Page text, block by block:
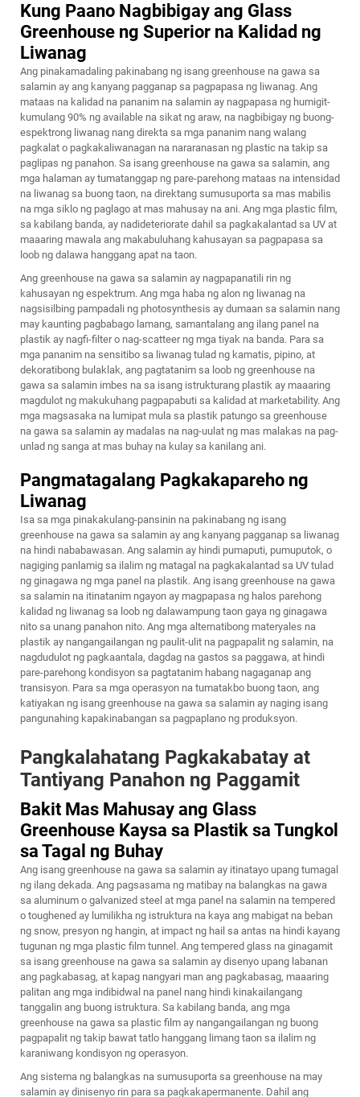
Kung Paano Nagbibigay ang Glass
Greenhouse ng Superior na Kalidad ng
Liwanag
Ang pinakamadaling pakinabang ng isang greenhouse na gawa sa
salamin ay ang kanyang pagganap sa pagpapasa ng liwanag. Ang
mataas na kalidad na pananim na salamin ay nagpapasa ng humigit-
kumulang 90% ng available na sikat ng araw, na nagbibigay ng buong-
espektrong liwanag nang direkta sa mga pananim nang walang
pagkalat o pagkakaliwanagan na nararanasan ng plastic na takip sa
paglipas ng panahon. Sa isang greenhouse na gawa sa salamin, ang
mga halaman ay tumatanggap ng pare-parehong mataas na intensidad
na liwanag sa buong taon, na direktang sumusuporta sa mas mabilis
na mga siklo ng paglago at mas mahusay na ani. Ang mga plastic film,
sa kabilang banda, ay nadideteriorate dahil sa pagkakalantad sa UV at
maaaring mawala ang makabuluhang kahusayan sa pagpapasa sa
loob ng dalawa hanggang apat na taon.
Ang greenhouse na gawa sa salamin ay nagpapanatili rin ng
kahusayan ng espektrum. Ang mga haba ng alon ng liwanag na
nagsisilbing pampadali ng photosynthesis ay dumaan sa salamin nang
may kaunting pagbabago lamang, samantalang ang ilang panel na
plastik ay nagfi-filter o nag-scatteer ng mga tiyak na banda. Para sa
mga pananim na sensitibo sa liwanag tulad ng kamatis, pipino, at
dekoratibong bulaklak, ang pagtatanim sa loob ng greenhouse na
gawa sa salamin imbes na sa isang istrukturang plastik ay maaaring
magdulot ng makukuhang pagpapabuti sa kalidad at marketability. Ang
mga magsasaka na lumipat mula sa plastik patungo sa greenhouse
na gawa sa salamin ay madalas na nag-uulat ng mas malakas na pag-
unlad ng sanga at mas buhay na kulay sa kanilang ani.
Pangmatagalang Pagkakapareho ng
Liwanag
Isa sa mga pinakakulang-pansinin na pakinabang ng isang
greenhouse na gawa sa salamin ay ang kanyang pagganap sa liwanag
na hindi nababawasan. Ang salamin ay hindi pumaputi, pumuputok, o
nagiging panlamig sa ilalim ng matagal na pagkakalantad sa UV tulad
ng ginagawa ng mga panel na plastik. Ang isang greenhouse na gawa
sa salamin na itinatanim ngayon ay magpapasa ng halos parehong
kalidad ng liwanag sa loob ng dalawampung taon gaya ng ginagawa
nito sa unang panahon nito. Ang mga alternatibong materyales na
plastik ay nangangailangan ng paulit-ulit na pagpapalit ng salamin, na
nagdudulot ng pagkaantala, dagdag na gastos sa paggawa, at hindi
pare-parehong kondisyon sa pagtatanim habang nagaganap ang
transisyon. Para sa mga operasyon na tumatakbo buong taon, ang
katiyakan ng isang greenhouse na gawa sa salamin ay naging isang
pangunahing kapakinabangan sa pagpaplano ng produksyon.
Pangkalahatang Pagkakabatay at
Tantiyang Panahon ng Paggamit
Bakit Mas Mahusay ang Glass
Greenhouse Kaysa sa Plastik sa Tungkol
sa Tagal ng Buhay
Ang isang greenhouse na gawa sa salamin ay itinatayo upang tumagal
ng ilang dekada. Ang pagsasama ng matibay na balangkas na gawa
sa aluminum o galvanized steel at mga panel na salamin na tempered
o toughened ay lumilikha ng istruktura na kaya ang mabigat na beban
ng snow, presyon ng hangin, at impact ng hail sa antas na hindi kayang
tugunan ng mga plastic film tunnel. Ang tempered glass na ginagamit
sa isang greenhouse na gawa sa salamin ay disenyo upang labanan
ang pagkabasag, at kapag nangyari man ang pagkabasag, maaaring
palitan ang mga indibidwal na panel nang hindi kinakailangang
tanggalin ang buong istruktura. Sa kabilang banda, ang mga
greenhouse na gawa sa plastic film ay nangangailangan ng buong
pagpapalit ng takip bawat tatlo hanggang limang taon sa ilalim ng
karaniwang kondisyon ng operasyon.
Ang sistema ng balangkas na sumusuporta sa greenhouse na may
salamin ay dinisenyo rin para sa pagkakapermanente. Dahil ang